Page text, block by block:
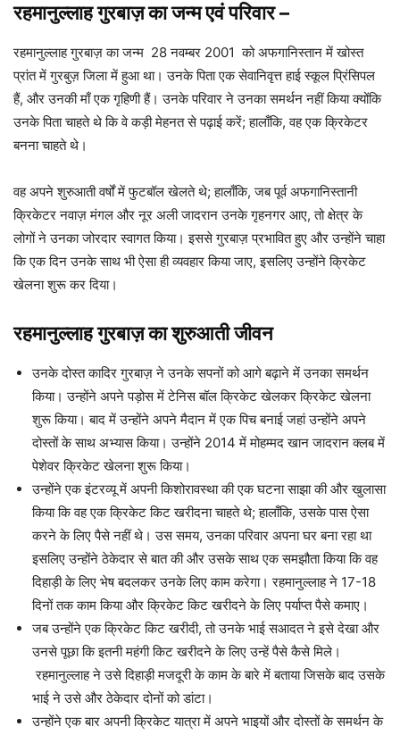
रहमानुल्लाह गुरबाज़का जन्म एवं परिवार–
रहमानुल्लाह गुरबाज़ का जन्म 28 नवम्बर 2001 को अफगानिस्तान में खोस्त
प्रांत में गुरबुज़ जिला में हुआ था। उनके पिता एक सेवानिवृत्त हाई स्कूल प्रिंसिपल
हैं, और उनकी माँ एक गृहिणी हैं। उनके परिवार ने उनका समर्थन नहीं किया क्योंकि
उनके पिता चाहते थे कि वे कड़ी मेहनत से पढ़ाई करें; हालाँकि, वह एक क्रिकेटर
बनना चाहते थे।
वह अपने शुरुआती वर्षों में फुटबॉल खेलते थे; हालाँकि, जब पूर्व अफगानिस्तानी
क्रिकेटर नवाज़ मंगल और नूर अली जादरान उनके गृहनगर आए, तो क्षेत्र के
लोगों ने उनका जोरदार स्वागत किया। इससे गुरबाज़ प्रभावित हुए और उन्होंने चाहा
कि एक दिन उनके साथ भी ऐसा ही व्यवहार किया जाए, इसलिए उन्होंने क्रिकेट
खेलना शुरू कर दिया।
रहमानुल्लाह गुरबाज़ का शुरुआती जीवन
उनके दोस्त कादिर गुरबाज़ ने उनके सपनों को आगे बढ़ाने में उनका समर्थन
किया। उन्होंने अपने पड़ोस में टेनिस बॉल क्रिकेट खेलकर क्रिकेट खेलना
शुरू किया। बाद में उन्होंने अपने मैदान में एक पिच बनाई जहां उन्होंने अपने
दोस्तों के साथ अभ्यास किया। उन्होंने 2014 में मोहम्मद खान जादरान क्लब में
पेशेवर क्रिकेट खेलना शुरू किया।
उन्होंने एक इंटरव्यू में अपनी किशोरावस्था की एक घटना साझा की और खुलासा
किया कि वह एक क्रिकेट किट खरीदना चाहते थे; हालाँकि, उसके पास ऐसा
करने के लिए पैसे नहीं थे। उस समय, उनका परिवार अपना घर बना रहा था
इसलिए उन्होंने ठेकेदार से बात की और उसके साथ एक समझौता किया कि वह
दिहाड़ी के लिए भेष बदलकर उनके लिए काम करेगा। रहमानुल्लाह ने 17-18
दिनों तक काम किया और क्रिकेट किट खरीदने के लिए पर्याप्त पैसे कमाए।
जब उन्होंने एक क्रिकेट किट खरीदी, तो उनके भाई सआदत ने इसे देखा और
उनसे पूछा कि इतनी महंगी किट खरीदने के लिए उन्हें पैसे कैसे मिले।
रहमानुल्लाह ने उसे दिहाड़ी मजदूरी के काम के बारे में बताया जिसके बाद उसके
भाई ने उसे और ठेकेदार दोनों को डांटा।
उन्होंने एक बार अपनी क्रिकेट यात्रा में अपने भाइयों और दोस्तों के समर्थन के